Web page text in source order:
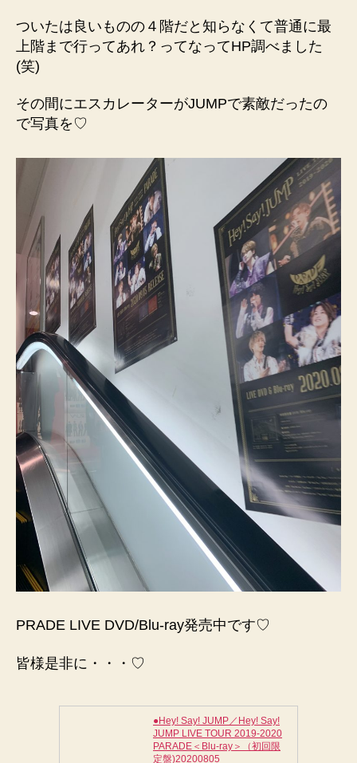
ついたは良いものの４階だと知らなくて普通に最
上階まで行ってあれ？ってなってHP調べました
(笑)
その間にエスカレーターがJUMPで素敵だったの
で写真を♡
PRADE LIVE DVD/Blu-ray発売中です♡
皆様是非に・・・♡
●Hey! Say! JUMP／Hey! Say!
JUMP LIVE TOUR 2019-2020
PARADE＜Blu-ray＞（初回限
定盤)20200805